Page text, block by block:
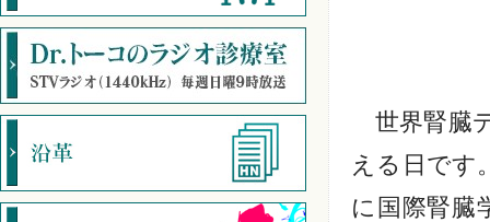
世界腎臓
える日です
に国際腎臓